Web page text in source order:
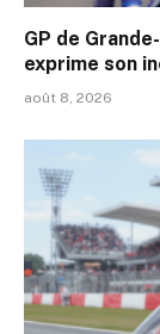
GP de
exprime son
août 8, 2026